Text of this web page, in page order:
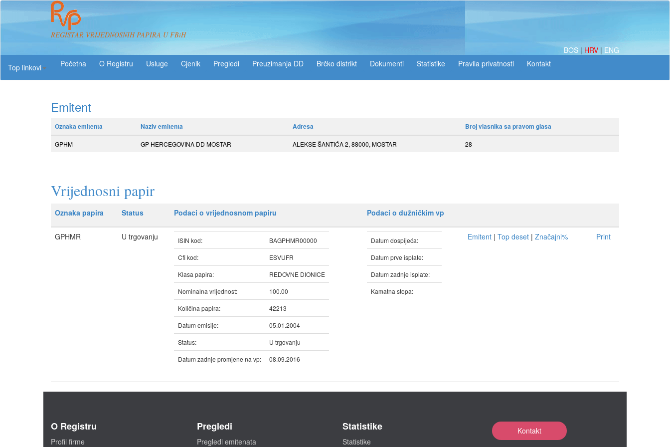
REGISTAR VRIJEDNOSNIH PAPIRA U FBiH
BOS | HRV | ENG
Top linkovi
O Registru Usluge Pregledi Preuzimanja DD Brčko distrikt Dokumenti Statistike
Emitent
Oznaka emitenta Naziv emitenta Adresa Broj vlasnika sa pravom glasa
GPHM GP HERCEGOVINA DD MOSTAR ALEKSE ŠANTIĆA 2, 88000, MOSTAR 28
Vrijednosni papir
Oznaka papira Status Podaci o vrijednosnom papiru Podaci o dužničkim vp
GPHMR U trgovanju ISIN kod:
BAGPHMR00000
Cfi kod:
ESVUFR
Klasa papira:
REDOVNE DIONICE
Nominalna vrijednost:
100.00
Količina papira:
42213
Datum emisije:
05.01.2004
Status:
U trgovanju
Datum zadnje promjene na vp:
08.09.2016
Datum dospijeća:
Datum prve isplate:
Datum zadnje isplate:
Kamatna stopa:
Emitent | Top deset | Značajni% Print
O Registru
Profil firme
Pregledi
Pregledi emitenata
Statistike
Statistike
Kontakt